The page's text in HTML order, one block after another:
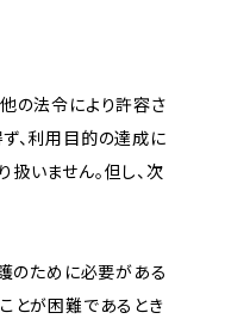
の法令により許容さ
、利用目的の達成に
いません。但し、次
のために必要がある
とが困難であるとき